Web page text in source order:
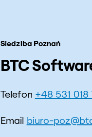
Siedziba Poznań
BTC
Telefon +48 531 018
Email biuro-